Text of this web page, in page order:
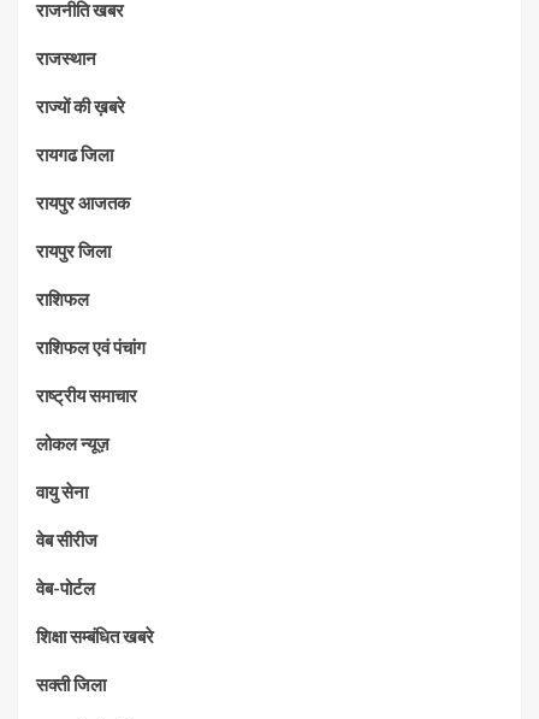
राजनीति खबर
राजस्थान
राज्यों की ख़बरे
रायगढ जिला
रायपुर आजतक
रायपुर जिला
राशिफल
राशिफल एवं पंचांग
राष्ट्रीय समाचार
लोकल न्यूज़
वायु सेना
वेब सीरीज
वेब-पोर्टल
शिक्षा सम्बंधित खबरे
सक्ती जिला